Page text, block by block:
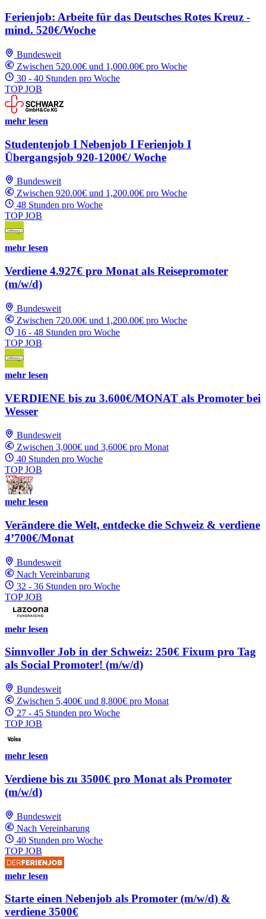
Ferienjob: Arbeite für das Deutsches Rotes Kreuz -
mind. 520€/Woche
Bundesweit
Zwischen 520.00€ und 1,000.00€ pro Woche
30 - 40 Stunden pro Woche
TOP JOB
mehr lesen
Studentenjob I Nebenjob I Ferienjob I
Übergangsjob 920-1200€/ Woche
Bundesweit
Zwischen 920.00€ und 1,200.00€ pro Woche
48 Stunden pro Woche
TOP JOB
mehr lesen
Verdiene 4.927€ pro Monat als Reisepromoter
(m/w/d)
Bundesweit
Zwischen 720.00€ und 1,200.00€ pro Woche
16 - 48 Stunden pro Woche
TOP JOB
mehr lesen
VERDIENE bis zu 3.600€/MONAT als Promoter bei
Wesser
Bundesweit
Zwischen 3,000€ und 3,600€ pro Monat
40 Stunden pro Woche
TOP JOB
mehr lesen
Verändere die Welt, entdecke die Schweiz & verdiene
4’700€/Monat
Bundesweit
Nach Vereinbarung
32 - 36 Stunden pro Woche
TOP JOB
mehr lesen
Sinnvoller Job in der Schweiz: 250€ Fixum pro Tag
als Social Promoter! (m/w/d)
Bundesweit
Zwischen 5,400€ und 8,800€ pro Monat
27 - 45 Stunden pro Woche
TOP JOB
mehr lesen
Verdiene bis zu 3500€ pro Monat als Promoter
(m/w/d)
Bundesweit
Nach Vereinbarung
40 Stunden pro Woche
TOP JOB
mehr lesen
Starte einen Nebenjob als Promoter (m/w/d) &
verdiene 3500€